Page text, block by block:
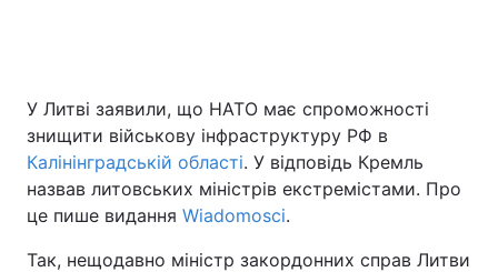
У Литві заявили, що НАТО має спроможності
знищити військову інфраструктуру РФ в
Калінінградській області. У відповідь Кремль
назвав литовських міністрів екстремістами. Про
це пише видання Wiadomosci.
Так, нещодавно міністр закордонних справ Литви